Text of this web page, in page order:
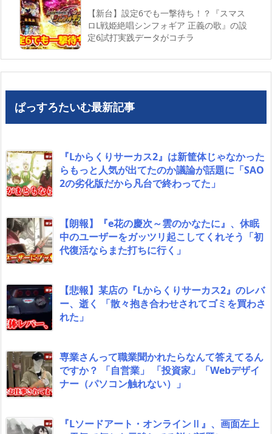
【新台】設定6でも一撃待ち！？『スマス
ロL戦姫絶唱シンフォギア 正義の歌』の設
定6試打実践データがコチラ
ぱっすろたいむ最新記事
『Lからくりサーカス2』は新筐体じゃなかった
らもっと人気が出てたのか議論が話題に「SAO
2の劣化版だから凡台で終わってた」
【朗報】『e花の慶次～雲のかなたに』、休眠
中のユーザーをガッツリ起こしてくれそう「初
代復活ならまた打ちに行く」
【悲報】某店の『Lからくりサーカス2』のレバ
ー、逝く 「散々抱き合わせされてゴミを買わさ
れた」
専業さんって職業聞かれたらなんて答えてるん
ですか？ 「自営業」 「投資家」「Webデザイ
ナー（パソコン触れない）」
『Lソードアート・オンラインⅡ』、画面左上